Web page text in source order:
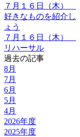
７月１６日（木）
好きなものを紹介し
ょう
７月１６日（木）
リハーサル
過去の記事
8月
7月
6月
5月
4月
2026年度
2025年度